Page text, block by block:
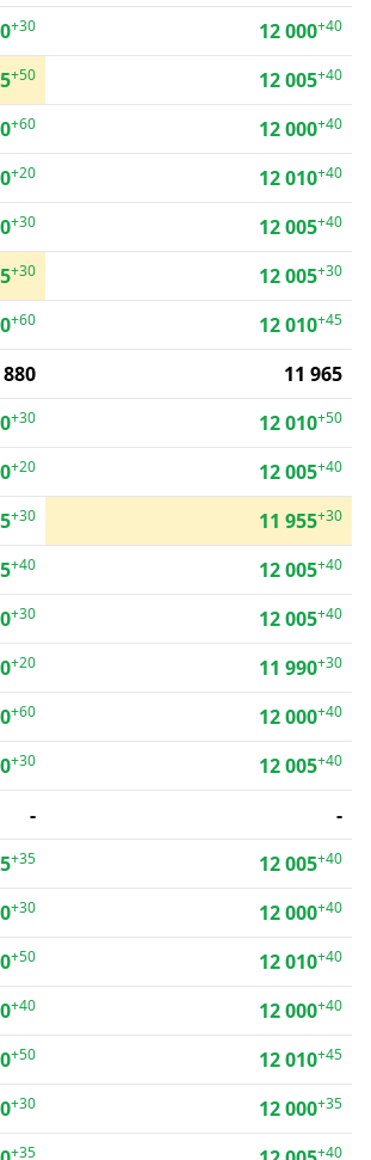
+30 12 000+40
+50 12 005+40
+60 12 000+40
+20 12 010+40
+30 12 005+40
+30 12 005+30
+60 12 010+45
11 965
+30 12 010+50
+20 12 005+40
+30 11 955+30
+40 12 005+40
+30 12 005+40
+20 11 990+30
+60 12 000+40
+30 12 005+40
-
-
+35 12 005+40
+30 12 000+40
+50 12 010+40
+40 12 000+40
+50 12 010+45
+30 12 000+35
+35 +40